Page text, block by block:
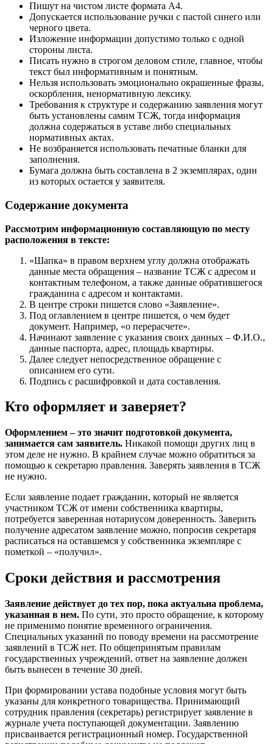
Пишут на чистом листе формата A4.
Допускается использование ручки с пастой синего или
черного цвета.
Изложение информации допустимо только с одной
стороны листа.
Писать нужно в строгом деловом стиле, главное, чтобы
текст был информативным и понятным.
Нельзя использовать эмоционально окрашенные фразы,
оскорбления, ненормативную лексику.
Требования к структуре и содержанию заявления могут
быть установлены самим ТСЖ, тогда информация
должна содержаться в уставе либо специальных
нормативных актах.
Не возбраняется использовать печатные бланки для
заполнения.
Бумага должна быть составлена в 2 экземплярах, один
из которых остается у заявителя.
Содержание документа
Рассмотрим информационную составляющую по месту
расположения в тексте:
«Шапка» в правом верхнем углу должна отображать
данные места обращения – название ТСЖ с адресом и
контактным телефоном, а также данные обратившегося
гражданина с адресом и контактами.
В центре строки пишется слово «Заявление».
Под оглавлением в центре пишется, о чем будет
документ. Например, «о перерасчете».
Начинают заявление с указания своих данных – Ф.И.О.,
данные паспорта, адрес, площадь квартиры.
Далее следует непосредственное обращение с
описанием его сути.
Подпись с расшифровкой и дата составления.
Кто оформляет и заверяет?
Оформлением – это значит подготовкой документа,
занимается сам заявитель. Никакой помощи других лиц в
этом деле не нужно. В крайнем случае можно обратиться за
помощью к секретарю правления. Заверять заявления в ТСЖ
не нужно.
Если заявление подает гражданин, который не является
участником ТСЖ от имени собственника квартиры,
потребуется заверенная нотариусом доверенность. Заверить
получение адресатом заявление можно, попросив секретаря
расписаться на оставшемся у собственника экземпляре с
пометкой – «получил».
Сроки действия и рассмотрения
Заявление действует до тех пор, пока актуальна проблема,
указанная в нем. По сути, это просто обращение, к которому
не применимо понятие временного ограничения.
Специальных указаний по поводу времени на рассмотрение
заявлений в ТСЖ нет. По общепринятым правилам
государственных учреждений, ответ на заявление должен
быть вынесен в течение 30 дней.
При формировании устава подобные условия могут быть
указаны для конкретного товарищества. Принимающий
сотрудник правления (секретарь) регистрирует заявление в
журнале учета поступающей документации. Заявлению
присваивается регистрационный номер. Государственной